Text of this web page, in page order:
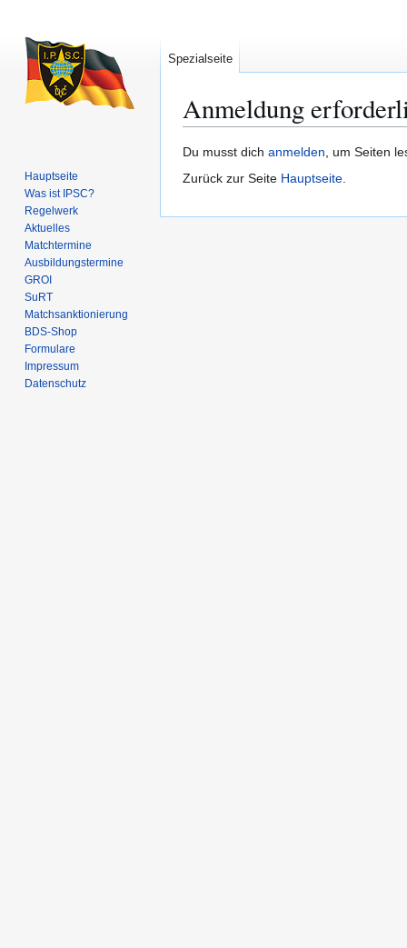
Anmeldung
Zur
Navigation
Zur
Suche
Du musst dich anmelden, um Seiten
Zurück zur Seite Hauptseite.
Spezialseite
Hauptseite
Was ist IPSC?
Regelwerk
Aktuelles
Matchtermine
Ausbildungs­termine
GROI
SuRT
Match­sanktionierung
BDS-Shop
Formulare
Impressum
Datenschutz